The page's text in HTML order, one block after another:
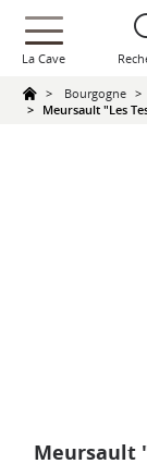
La Cave
Bourgogne
Meursault "Les
Meursault